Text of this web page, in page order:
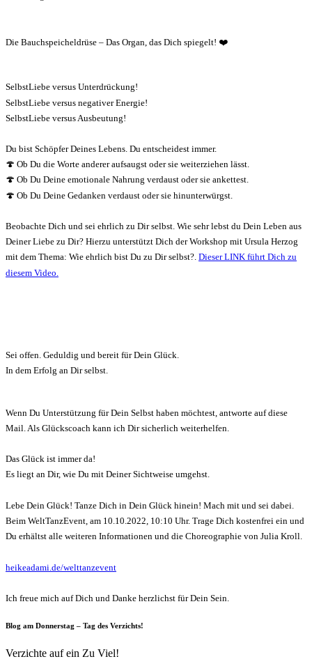
Die Bauchspeicheldrüse – Das Organ, das Dich spiegelt! ❤️
SelbstLiebe versus Unterdrückung!
SelbstLiebe versus negativer Energie!
SelbstLiebe versus Ausbeutung!
Du bist Schöpfer Deines Lebens. Du entscheidest immer.
🍄 Ob Du die Worte anderer aufsaugst oder sie weiterziehen lässt.
🍄 Ob Du Deine emotionale Nahrung verdaust oder sie ankettest.
🍄 Ob Du Deine Gedanken verdaust oder sie hinunterwürgst.
Beobachte Dich und sei ehrlich zu Dir selbst. Wie sehr lebst du Dein Leben aus
Deiner Liebe zu Dir? Hierzu unterstützt Dich der Workshop mit Ursula Herzog
mit dem Thema: Wie ehrlich bist Du zu Dir selbst?. Dieser LINK führt Dich zu
diesem Video.
Sei offen. Geduldig und bereit für Dein Glück.
In dem Erfolg an Dir selbst.
Wenn Du Unterstützung für Dein Selbst haben möchtest, antworte auf diese
Mail. Als Glückscoach kann ich Dir sicherlich weiterhelfen.
Das Glück ist immer da!
Es liegt an Dir, wie Du mit Deiner Sichtweise umgehst.
Lebe Dein Glück! Tanze Dich in Dein Glück hinein! Mach mit und sei dabei.
Beim WeltTanzEvent, am 10.10.2022, 10:10 Uhr. Trage Dich kostenfrei ein und
Du erhältst alle weiteren Informationen und die Choreographie von Julia Kroll.
heikeadami.de/welttanzevent
Ich freue mich auf Dich und Danke herzlichst für Dein Sein.
Blog am Donnerstag – Tag des Verzichts!
Verzichte auf ein Zu Viel!